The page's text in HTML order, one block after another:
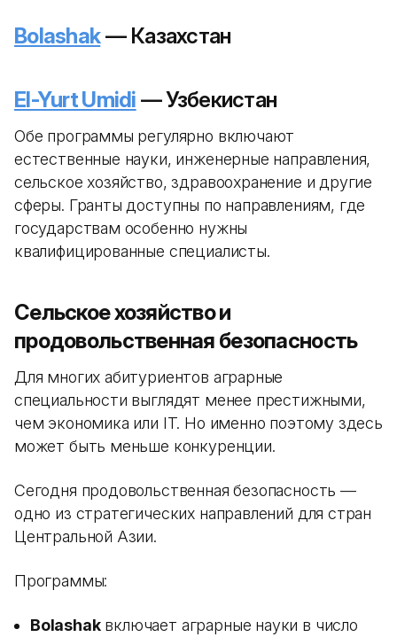
Bolashak— Казахстан
El-Yurt Umidi — Узбекистан
Обе программы регулярно включают
естественные науки, инженерные направления,
сельское хозяйство, здравоохранение и другие
сферы. Гранты доступны по направлениям, где
государствам особенно нужны
квалифицированные специалисты.
Сельское хозяйство и
продовольственная безопасность
Для многих абитуриентов аграрные
специальности выглядят менее престижными,
чем экономика или IT. Но именно поэтому здесь
может быть меньше конкуренции.
Сегодня продовольственная безопасность —
одно из стратегических направлений для стран
Центральной Азии.
Программы:
Bolashakвключает аграрные науки в число